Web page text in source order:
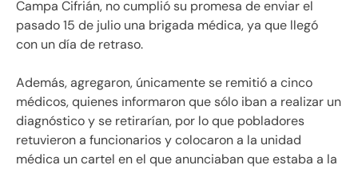
Campa Cifrián, no cumplió su promesa de enviar el
pasado 15 de julio una brigada médica, ya que llegó
con un día de retraso.
Además, agregaron, únicamente se remitió a cinco
médicos, quienes informaron que sólo iban a realizar un
diagnóstico y se retirarían, por lo que pobladores
retuvieron a funcionarios y colocaron a la unidad
médica un cartel en el que anunciaban que estaba a la